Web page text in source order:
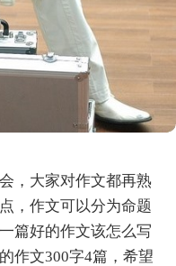
，大家对作文都再熟
，作文可以分为命题
篇好的作文该怎么写
作文300字4篇，希望